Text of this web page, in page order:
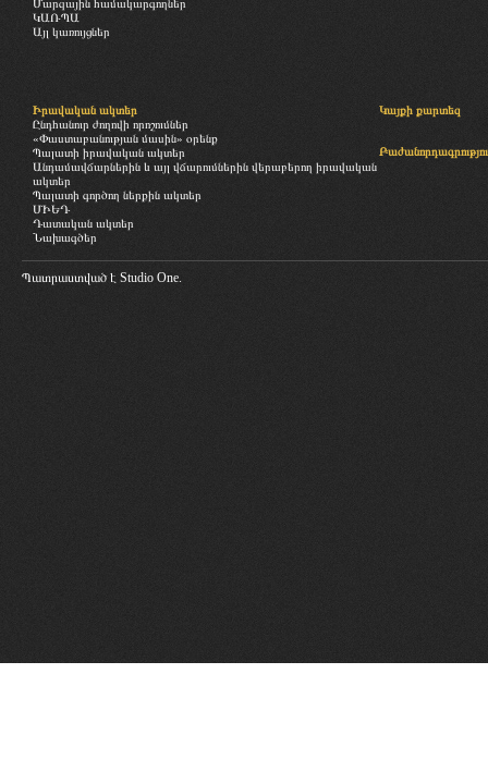
Մարզային համակարգողներ
ԿԱՌՊԱ
Այլ կառույցներ
Իրավական ակտեր
Ընդհանուր ժողովի որոշումներ
«Փաստաբանության մասին» օրենք
Պալատի իրավական ակտեր
Անդամավճարներին և այլ վճարումներին վերաբերող իրավական
ակտեր
Պալատի գործող ներքին ակտեր
ՄԻԵԴ
Դատական ակտեր
Նախագծեր
Կայքի քարտեզ
Պատրաստված է Studio One.